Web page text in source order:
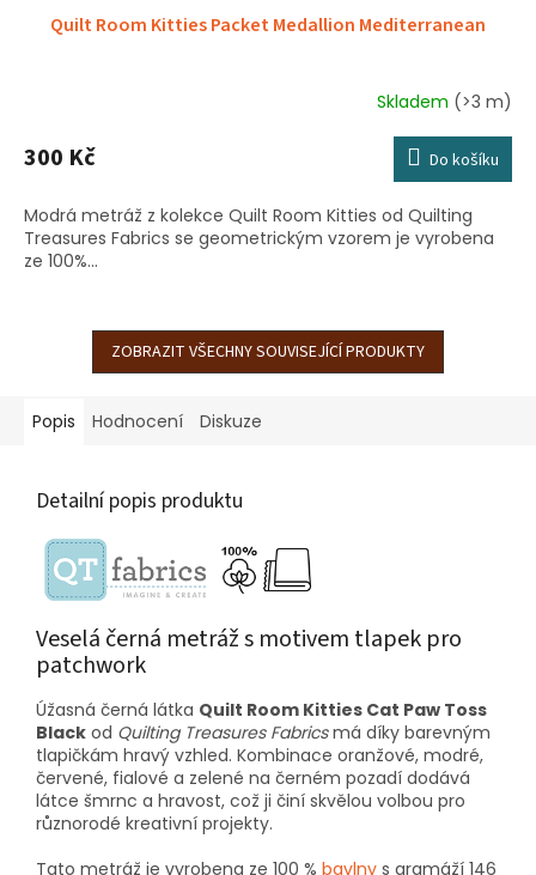
Quilt Room Kitties Packet Medallion Mediterranean
Skladem (>3 m)
300 Kč Do košíku
Modrá metráž z kolekce Quilt Room Kitties od Quilting
Treasures Fabrics se geometrickým vzorem je vyrobena
ze 100%...
ZOBRAZIT VŠECHNY SOUVISEJÍCÍ PRODUKTY
Popis Hodnocení Diskuze
Detailní popis produktu
Veselá černá metráž s motivem tlapek pro
patchwork
Úžasná černá látka Quilt Room Kitties Cat Paw Toss
Black od Quilting Treasures Fabricsmá díky barevným
tlapičkám hravý vzhled. Kombinace oranžové, modré,
červené, fialové a zelené na černém pozadí dodává
látce šmrnc a hravost, což ji činí skvělou volbou pro
různorodé kreativní projekty.
Tato metráž je vyrobena ze 100 % bavlny s gramáží 146